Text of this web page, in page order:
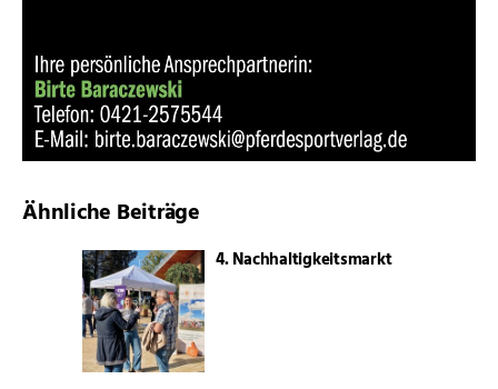
Ähnliche Beiträge
4. Nachhaltigkeitsmarkt